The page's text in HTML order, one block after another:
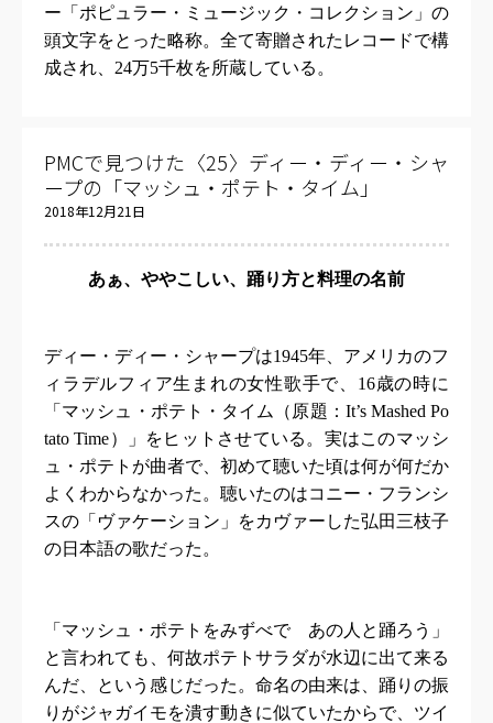
ー「ポピュラー・ミュージック・コレクション」の
頭文字をとった略称。全て寄贈されたレコードで構
成され、 24万5千枚を所蔵している。
PMCで見つけた〈25〉ディー・ディー・シャ
ープの「マッシュ・ポテト・タイム」
2018年12月21日
あぁ、ややこしい、踊り方と料理の名前
ディー・ディー・シャープは1945年、アメリカのフ
ィラデルフィア生まれの女性歌手で、 16歳の時に
「マッシュ・ポテト・タイム（原題： It’s Mashed Po
tato Time）」をヒットさせている。実はこのマッシ
ュ・ポテトが曲者で、初めて聴いた頃は何が何だか
よくわからなかった。聴いたのはコニー・フランシ
スの「ヴァケーション」をカヴァーした弘田三枝子
の日本語の歌だった。
「マッシュ・ポテトをみずべで あの人と踊ろう」
と言われても、何故ポテトサラダが水辺に出て来る
んだ、という感じだった。命名の由来は、踊りの振
りがジャガイモを潰す動きに似ていたからで、ツイ